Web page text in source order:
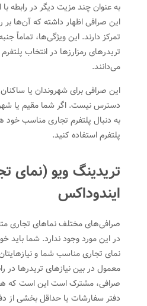
به عنوان چند مزیت دیگر در رابطه
این صرافی اظهار داشته که آن‌ها
تمرکز دارند. این ویژگی‌ها، تماماً
تریدرهای رمزارزها در انتخاب
می‌دانند.
این صرافی برای شهروندان یا
دسترس نیست. اگر شما مقیم یا
به دنبال پلتفرم تجاری مناسب خود
پلتفرم استفاده کنید.
تریدینگ ویو (نمای
ایندوداکس
صرافی‌های مختلف نماهای تجاری
در این مورد وجود ندارد. شما باید
نمای تجاری مناسب شما و
معمول در بین نیازهای تریدرها در
صرافی، مشترک است این است که
دفتر سفارشات یا حداقل بخشی از